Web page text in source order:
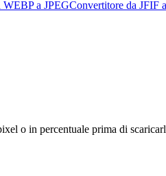
a JPEGConvertitore da JFIF
o in percentuale prima di